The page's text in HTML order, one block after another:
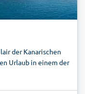
der Kanarischen
Urlaub in einem der